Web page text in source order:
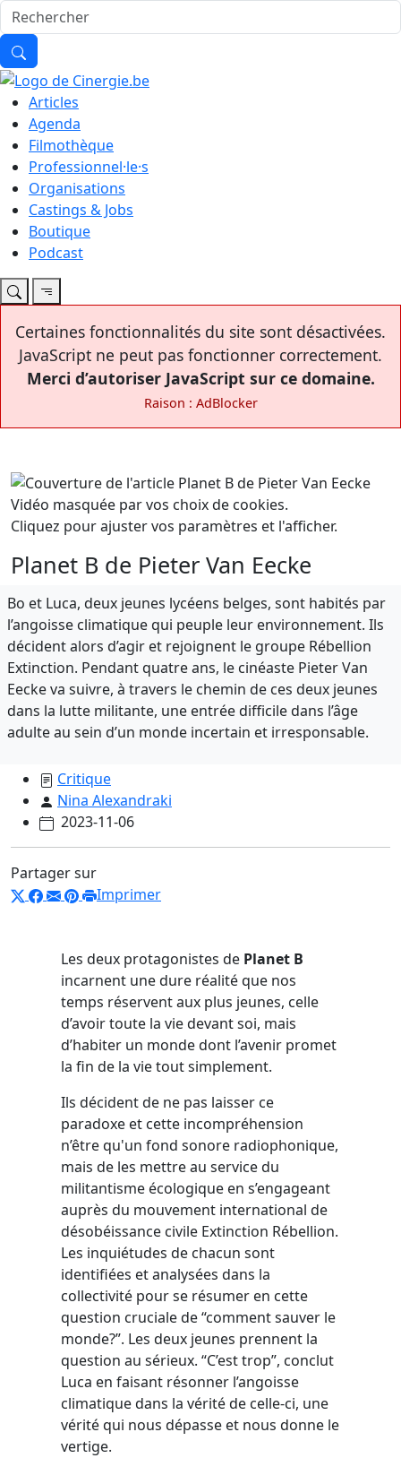
Articles
Agenda
Filmothèque
Professionnel·le·s
Organisations
Castings & Jobs
Boutique
Podcast
Certaines fonctionnalités du site sont désactivées.
JavaScript ne peut pas fonctionner correctement.
Merci d’autoriser JavaScript sur ce domaine.
Raison : AdBlocker
Vidéo masquée par vos choix de cookies.
Cliquez pour ajuster vos paramètres et l'afficher.
Planet B de Pieter Van Eecke
Bo et Luca, deux jeunes lycéens belges, sont habités par
l’angoisse climatique qui peuple leur environnement. Ils
décident alors d’agir et rejoignent le groupe Rébellion
Extinction. Pendant quatre ans, le cinéaste Pieter Van
Eecke va suivre, à travers le chemin de ces deux jeunes
dans la lutte militante, une entrée difficile dans l’âge
adulte au sein d’un monde incertain et irresponsable.
Critique
Nina Alexandraki
2023-11-06
Partager sur
Imprimer
Les deux protagonistes de Planet B
incarnent une dure réalité que nos
temps réservent aux plus jeunes, celle
d’avoir toute la vie devant soi, mais
d’habiter un monde dont l’avenir promet
la fin de la vie tout simplement.
Ils décident de ne pas laisser ce
paradoxe et cette incompréhension
n’être qu'un fond sonore radiophonique,
mais de les mettre au service du
militantisme écologique en s’engageant
auprès du mouvement international de
désobéissance civile Extinction Rébellion.
Les inquiétudes de chacun sont
identifiées et analysées dans la
collectivité pour se résumer en cette
question cruciale de “comment sauver le
monde?”. Les deux jeunes prennent la
question au sérieux. “C’est trop”, conclut
Luca en faisant résonner l’angoisse
climatique dans la vérité de celle-ci, une
vérité qui nous dépasse et nous donne le
vertige.